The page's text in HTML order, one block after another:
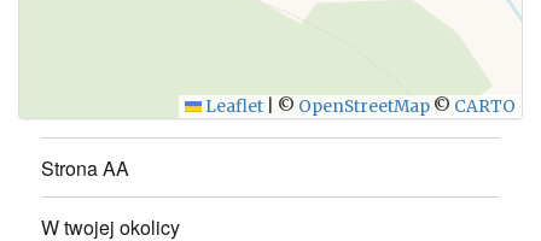
WYŚLIJ
Leaflet © OpenStreetMap © CARTO
Strona AA
W twojej okolicy